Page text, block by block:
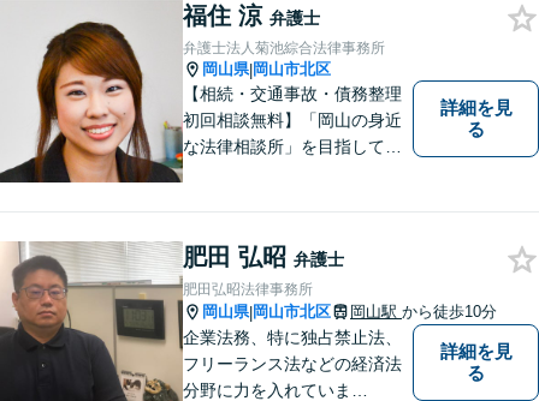
んなささいなことでも構いま
せん。お気軽にご相談くださ
い。【土曜日も受付可能】
【専用駐車場あり】
福住 涼 弁護士
弁護士法人菊池綜合法律事務所
岡山県|岡山市北区
【相続・交通事故・債務整理
初回相談無料】「岡山の身近
な法律相談所」を目指してい
んなささいなことでも構いま
せん。お気軽にご相談くださ
い。【土曜日も受付可能】
【専用駐車場あり】
詳細を見
る
肥田 弘昭 弁護士
肥田弘昭法律事務所
岡山県|岡山市北区 岡山駅 から徒歩10分
企業法務、特に独占禁止法、
フリーランス法などの経済法
分野に力を入れていま
詳細を見
る